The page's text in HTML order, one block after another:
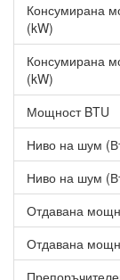
акарите на
Flash
алергени;
Филтър от
частици и
отстранява
Най-
това придава
Други
FTXA42BT/
Клас A++
Вграден
климатика
Консумирана
(kW)
Консумирана
(kW)
Мощност BTU
Ниво на шум
Ниво на шум
Отдавана
Отдавана